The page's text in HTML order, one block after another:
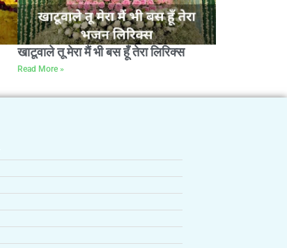
खाटूवाले तू मेरा मैं भी बस हूँ तेरा लिरिक्स
Read More »